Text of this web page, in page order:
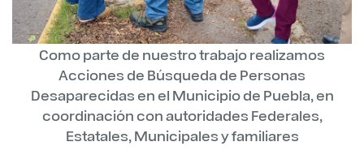
Como parte de nuestro trabajo realizamos
Acciones de Búsqueda de Personas
Desaparecidas en el Municipio de Puebla, en
coordinación con autoridades Federales,
Estatales, Municipales y familiares